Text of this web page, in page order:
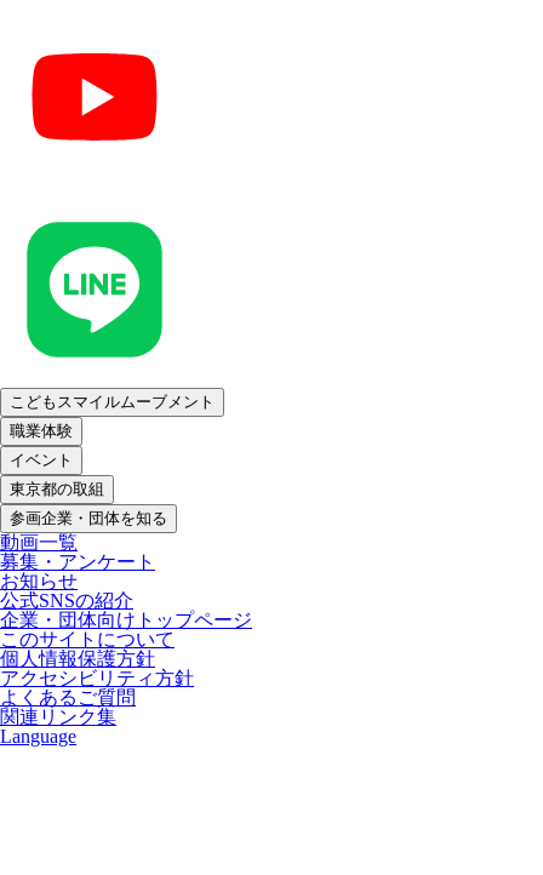
こどもスマイルムーブメント
職業体験
イベント
東京都の取組
参画企業・団体を知る
動画一覧
募集・アンケート
お知らせ
公式SNSの紹介
企業・団体向けトップページ
このサイトについて
個人情報保護方針
アクセシビリティ方針
よくあるご質問
関連リンク集
Language